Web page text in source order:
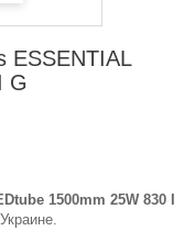
ESSENTIAL
G
1500mm 25W 830 I